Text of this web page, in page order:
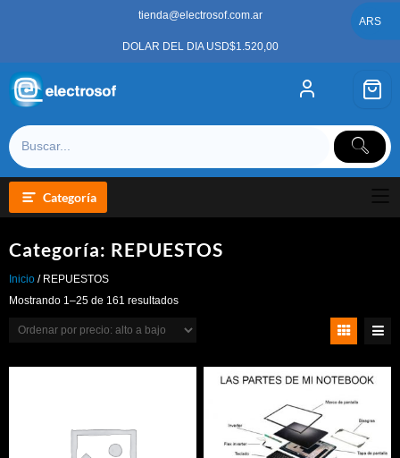
tienda@electrosof.com.ar
DOLAR DEL DIA USD$1.520,00
Categoría
Categoría: REPUESTOS
Inicio / REPUESTOS
Mostrando 1–25 de 161 resultadosOrdenado
alto
ARS